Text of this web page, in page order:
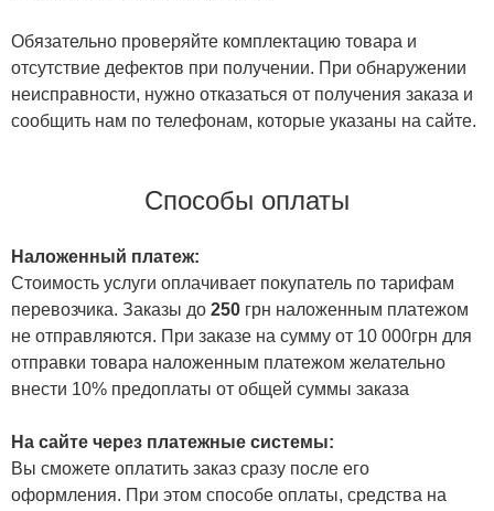
Обязательно проверяйте комплектацию товара и
отсутствие дефектов при получении. При обнаружении
неисправности, нужно отказаться от получения заказа и
сообщить нам по телефонам, которые указаны на сайте.
Способы оплаты
Наложенный платеж:
Стоимость услуги оплачивает покупатель по тарифам
перевозчика. Заказы до 250 грн наложенным платежом
не отправляются. При заказе на сумму от 10 000грн для
отправки товара наложенным платежом желательно
внести 10% предоплаты от общей суммы заказа
На сайте через платежные системы:
Вы сможете оплатить заказ сразу после его
оформления. При этом способе оплаты, средства на